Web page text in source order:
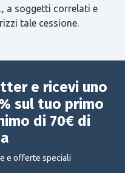
a soggetti correlati e
tale cessione.
e ricevi uno
sul tuo primo
di 70€ di
e offerte speciali